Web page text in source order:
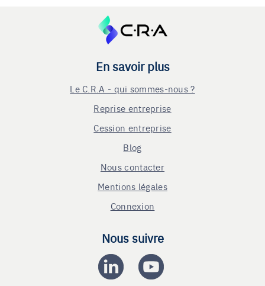
En savoir plus
Le C.R.A - qui sommes-nous ?
Reprise entreprise
Cession entreprise
Blog
Nous contacter
Mentions légales
Connexion
Nous suivre